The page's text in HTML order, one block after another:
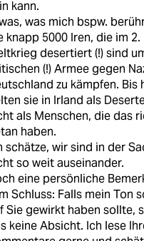
kann.
was mich bspw.
knapp 5000 Iren, die im 2.
desertiert (!) sind
(!) Armee gegen
zu kämpfen. Bis
sie in Irland als
als Menschen, die das
haben.
schätze, wir sind in der
so weit auseinander.
eine persönliche
Schluss: Falls mein Ton
Sie gewirkt haben sollte,
keine Absicht. Ich lese